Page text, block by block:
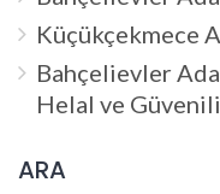
Küçükçekmece
Bahçelievler
Helal ve
ARA